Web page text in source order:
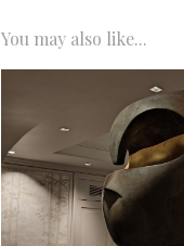
You may also like...